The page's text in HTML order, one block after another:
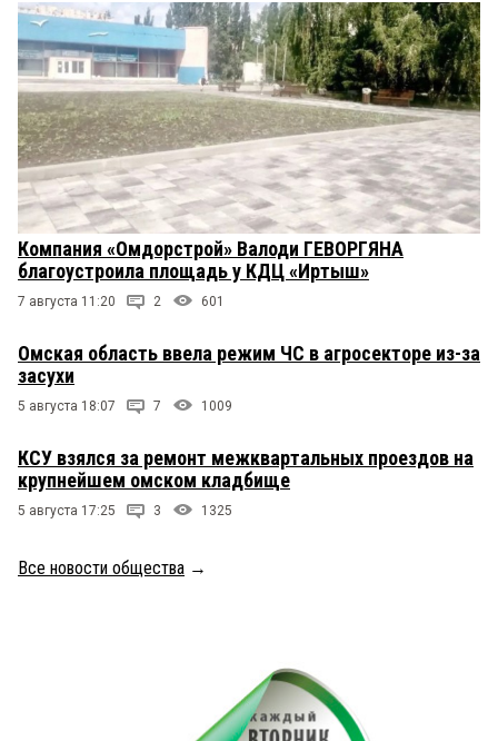
Компания «Омдорстрой» Валоди ГЕВОРГЯНА
благоустроила площадь у КДЦ «Иртыш»
7 августа 11:20 2 601
Омская область ввела режим ЧС в агросекторе из-за
засухи
5 августа 18:07 7 1009
КСУ взялся за ремонт межквартальных проездов на
крупнейшем омском кладбище
5 августа 17:25 3 1325
Все новости общества →